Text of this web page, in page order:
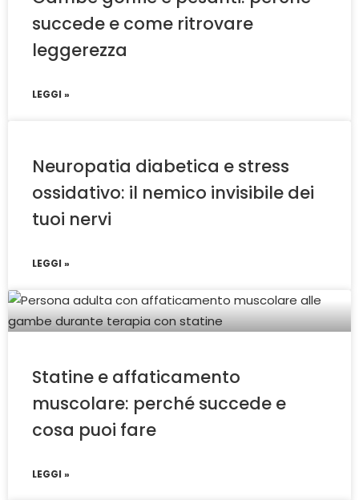
succede e come ritrovare
leggerezza
LEGGI »
Neuropatia diabetica e stress
ossidativo: il nemico invisibile dei
tuoi nervi
LEGGI »
Statine e affaticamento
muscolare: perché succede e
cosa puoi fare
LEGGI »